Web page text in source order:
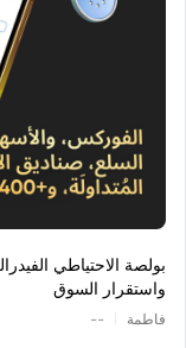
بولصة الاحتياطي
واستقرار السوق
فاطمة --